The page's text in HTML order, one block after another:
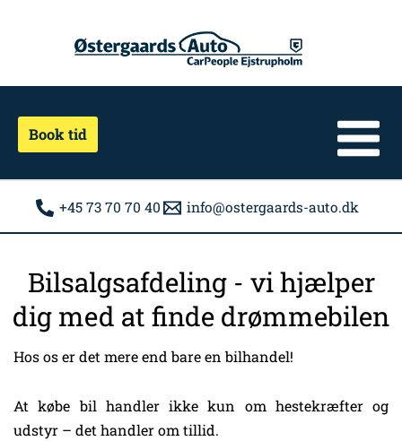
Book tid
+45 73 70 70 40 info@ostergaards-auto.dk
Bilsalgsafdeling - vi hjælper
dig med at finde drømmebilen
Hos os er det mere end bare en bilhandel!
At købe bil handler ikke kun om hestekræfter og
udstyr – det handler om tillid.